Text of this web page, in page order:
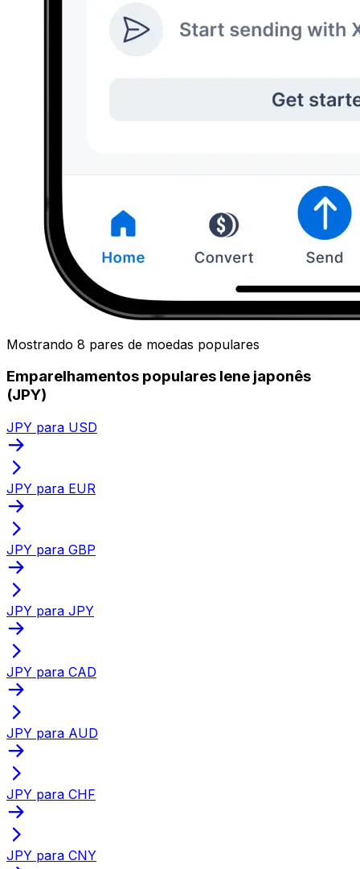
Mostrando 8 pares de moedas populares
Emparelhamentos populares Iene japonês
(JPY)
JPY para USD
JPY para EUR
JPY para GBP
JPY para JPY
JPY para CAD
JPY para AUD
JPY para CHF
JPY para CNY